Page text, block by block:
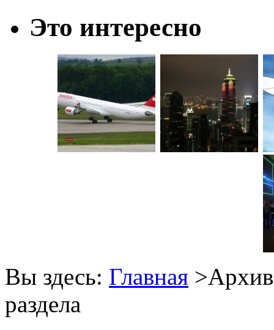
Это интересно
Вы здесь: Главная >Архив
раздела